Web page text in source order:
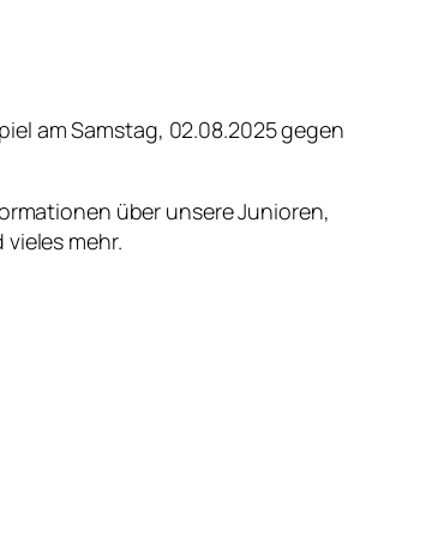
am Samstag, 02.08.2025 gegen
über unsere Junioren,
mehr.